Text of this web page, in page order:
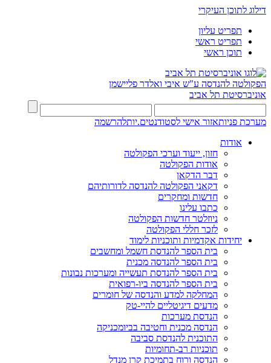
דילוג לתוכן העיקרי
תפריט עליון
תפריט ראשי
תוכן ראשי
הפקולטה להנדסה ע"ש איבי ואלדר פליישמן
אוניברסיטת תל אביב
מערכת פניותאזור אישי לסטודנטים.יותלהרשמה
אודות
חזון, ייעוד וערכי הפקולטה
אודות הפקולטה
דבר הדקאן
דקאני הפקולטה להנדסה לדורותיהם
חדשות ומחקרים
כתבו עלינו
ניוזלטר חדשות הפקולטה
לזכר חללי הפקולטה
יחידות אקדמיות ותוכניות לימוד
בית הספר להנדסת חשמל ומחשבים
בית הספר להנדסה מכנית
בית הספר להנדסת תעשייה ומערכות נבונות
בית הספר להנדסה ביו-רפואית
המחלקה למדע והנדסה של חומרים
מדעים דיגיטליים להיי-טק
הנדסת מערכות
הנדסה מכנית וחטיבה בביומכניקה
התוכנית להנדסת סביבה
תוכניות רב-תחומיות
הנדסה ורוח בתמיכת קרן מנדל